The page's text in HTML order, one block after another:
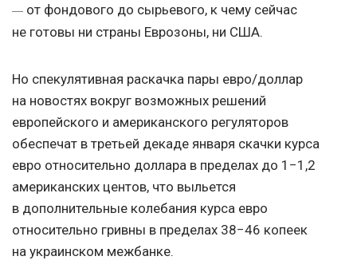
— от фондового до сырьевого, к чему сейчас
не готовы ни страны Еврозоны, ни США.
Но спекулятивная раскачка пары евро/доллар
на новостях вокруг возможных решений
европейского и американского регуляторов
обеспечат в третьей декаде января скачки курса
евро относительно доллара в пределах до 1−1,2
американских центов, что выльется
в дополнительные колебания курса евро
относительно гривны в пределах 38−46 копеек
на украинском межбанке.